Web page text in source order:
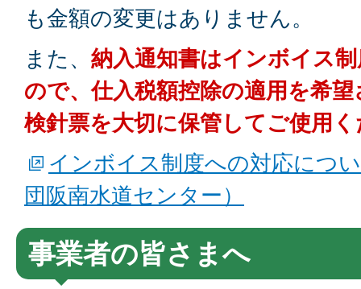
も金額の変更はありません。
また、 納入通知書はインボイス
ので、仕入税額控除の適用を希
検針票を大切に保管してご使用
インボイス制度への対応につ
団阪南水道センター）
事業者の皆さまへ